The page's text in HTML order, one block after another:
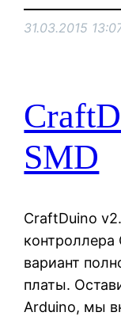
31.03.2015
SMD
CraftDuino
вариант
платы.
Arduino, мы